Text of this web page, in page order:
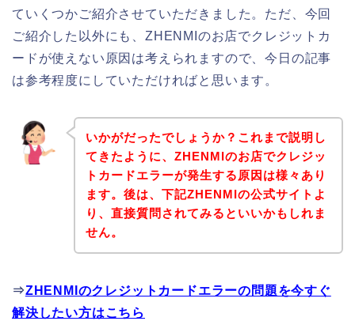
ていくつかご紹介させていただきました。ただ、今回
ご紹介した以外にも、ZHENMIのお店でクレジットカ
ードが使えない原因は考えられますので、今日の記事
は参考程度にしていただければと思います。
いかがだったでしょうか？これまで説明し
てきたように、ZHENMIのお店でクレジッ
トカードエラーが発生する原因は様々あり
ます。後は、下記ZHENMIの公式サイトよ
り、直接質問されてみるといいかもしれま
せん。
⇒ZHENMIのクレジットカードエラーの問題を今すぐ
解決したい方はこちら